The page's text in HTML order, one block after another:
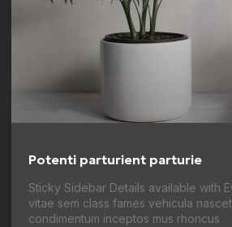
Potenti parturient parturie
Sticky Sidebar Details available with
vitae sem class fames vehicula
condimentum inceptos mus rhoncus